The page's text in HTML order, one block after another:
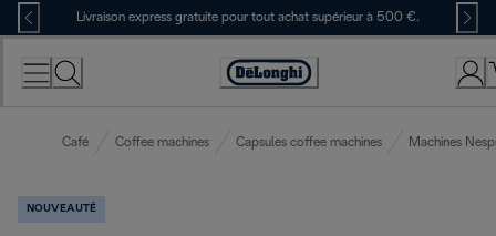
Skip
to
Content
Livraison express gratuite pour tout achat supérieur à 500 €.
Déclaration
Café Coffee machines Capsules coffee machines Machines
NOUVEAUTÉ